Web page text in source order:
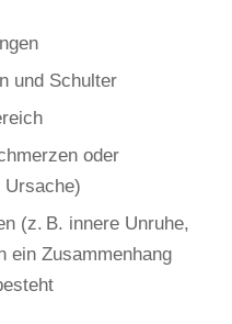
und Schulter
oder
Ursache)
(z. B. innere Unruhe,
ein Zusammenhang